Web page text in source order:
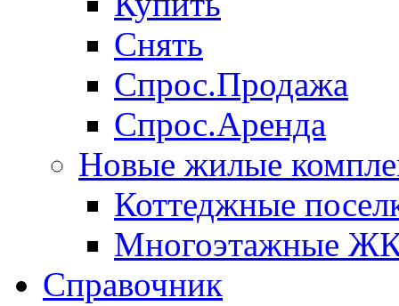
Снять
Спрос.Продажа
Спрос.Аренда
Новые жилые
Коттеджные
Многоэтажные
Справочник